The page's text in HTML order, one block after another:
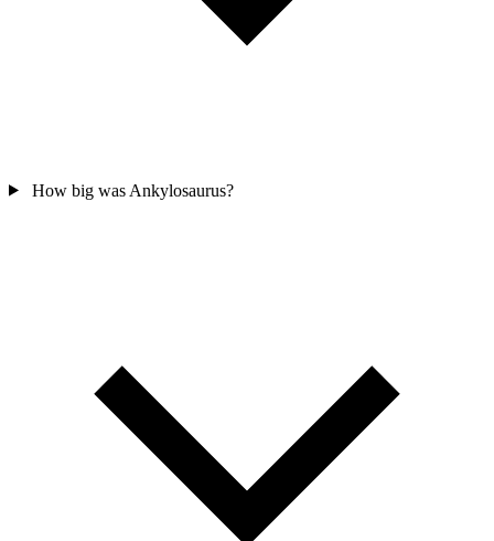
How big was Ankylosaurus?